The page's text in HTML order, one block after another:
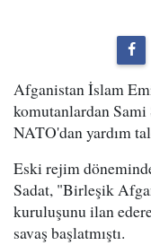
Afganistan İslam
komutanlardan
NATO'dan yardım
Eski rejim
Sadat, "Birleşik
kuruluşunu ilan
savaş başlatmıştı.